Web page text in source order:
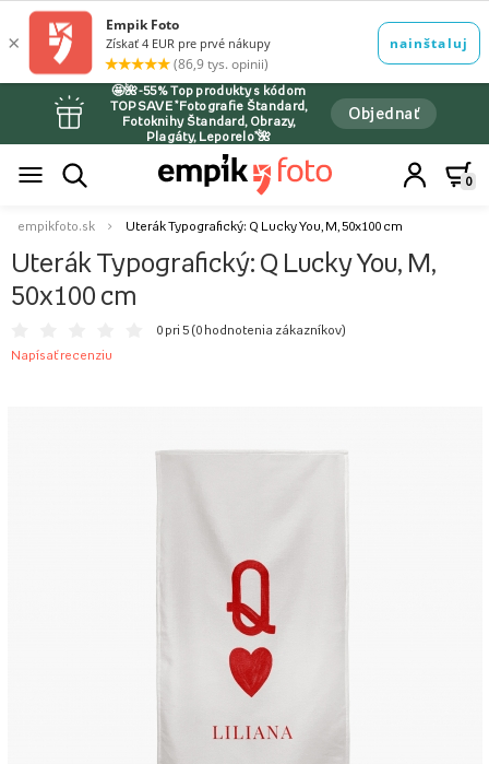
🤩🌺-55% Top produkty s kódom
TOPSAVE *Fotografie Štandard,
Fotoknihy Štandard, Obrazy,
Plagáty, Leporelo*🌺
Objednať
0
empikfoto.sk Uterák Typografický: Q Lucky You, M, 50x100 cm
Uterák Typografický: Q Lucky You, M,
50x100 cm
0 pri 5 (0 hodnotenia zákazníkov)
Napísať recenziu